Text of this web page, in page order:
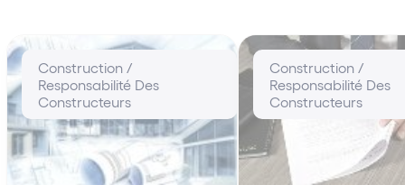
Construction /
Responsabilité Des
Constructeurs
Construction /
Responsabilité Des
Constructeurs